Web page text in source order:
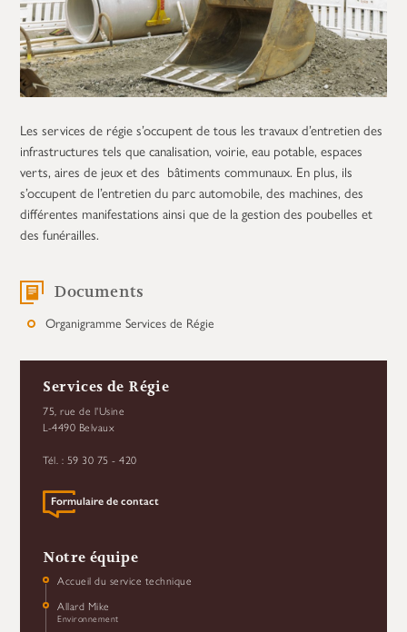
Les services de régie s’occupent de tous les travaux d’entretien des
infrastructures tels que canalisation, voirie, eau potable, espaces
verts, aires de jeux et des bâtiments communaux. En plus, ils
s’occupent de l’entretien du parc automobile, des machines, des
différentes manifestations ainsi que de la gestion des poubelles et
des funérailles.
Documents
Organigramme Services de Régie
Services de Régie
75, rue de l'Usine
L-4490 Belvaux
Tél. : 59 30 75 - 420
Formulaire de contact
Notre équipe
Accueil du service technique
Allard Mike
Environnement